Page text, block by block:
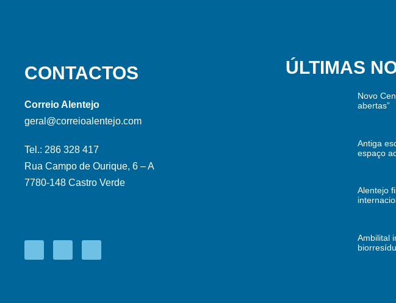
CONTACTOS
Correio Alentejo
geral@correioalentejo.com
Tel.: 286 328 417
Rua Campo de Ourique, 6 – A
7780-148 Castro Verde
ÚLTIMAS
Novo
abertas”
Antiga
espaço
Alentejo
Ambilital